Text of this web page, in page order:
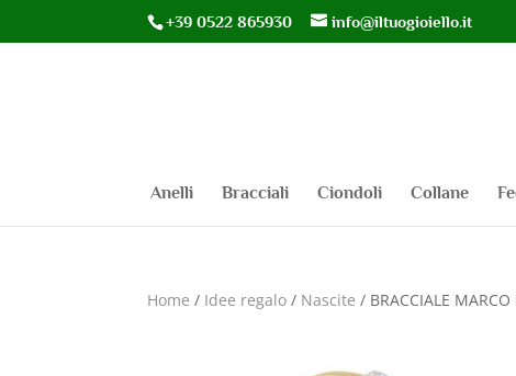
+39 0522 865930 info@iltuogioiello.it
Anelli Bracciali Ciondoli Collane
Home / Idee regalo / Nascite / BRACCIALE